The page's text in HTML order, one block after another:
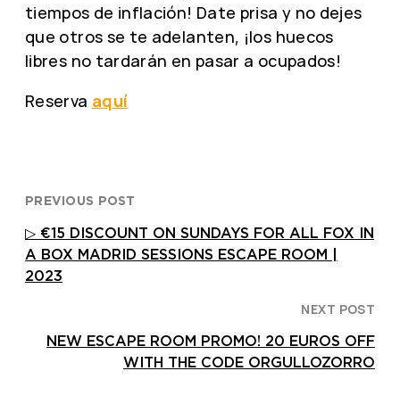
tiempos de inflación! Date prisa y no dejes
que otros se te adelanten, ¡los huecos
libres no tardarán en pasar a ocupados!
Reserva aquí
PREVIOUS POST
▷ €15 DISCOUNT ON SUNDAYS FOR ALL FOX IN
A BOX MADRID SESSIONS ESCAPE ROOM |
2023
NEXT POST
NEW ESCAPE ROOM PROMO! 20 EUROS OFF
WITH THE CODE ORGULLOZORRO